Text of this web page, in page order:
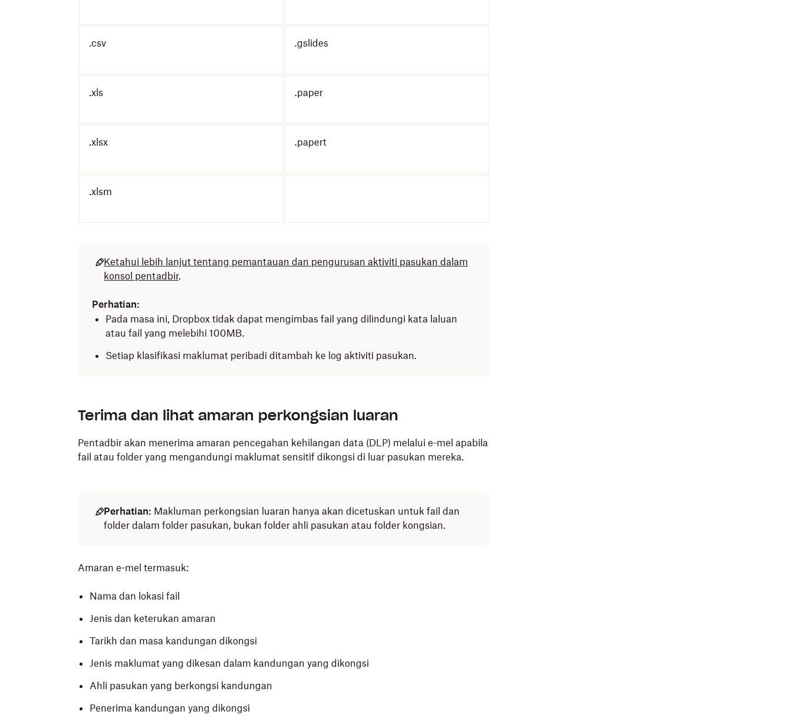
.csv .gslides
.xls .paper
.xlsx .papert
.xlsm
Ketahui lebih lanjut tentang pemantauan dan pengurusan aktiviti pasukan dalam
konsol pentadbir.
Perhatian:
Pada masa ini, Dropbox tidak dapat mengimbas fail yang dilindungi kata laluan
atau fail yang melebihi 100MB.
Setiap klasifikasi maklumat peribadi ditambah ke log aktiviti pasukan.
Terima dan lihat amaran perkongsian luaran
Pentadbir akan menerima amaran pencegahan kehilangan data (DLP) melalui e-mel apabila
fail atau folder yang mengandungi maklumat sensitif dikongsi di luar pasukan mereka.
Perhatian: Makluman perkongsian luaran hanya akan dicetuskan untuk fail dan
folder dalam folder pasukan, bukan folder ahli pasukan atau folder kongsian.
Amaran e-mel termasuk:
Nama dan lokasi fail
Jenis dan keterukan amaran
Tarikh dan masa kandungan dikongsi
Jenis maklumat yang dikesan dalam kandungan yang dikongsi
Ahli pasukan yang berkongsi kandungan
Penerima kandungan yang dikongsi